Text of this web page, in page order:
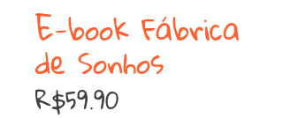
E-book Fábrica
de Sonhos
R$59.90Price